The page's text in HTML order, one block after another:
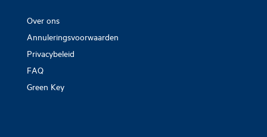
Over ons
Annuleringsvoorwaarden
Privacybeleid
FAQ
Green Key